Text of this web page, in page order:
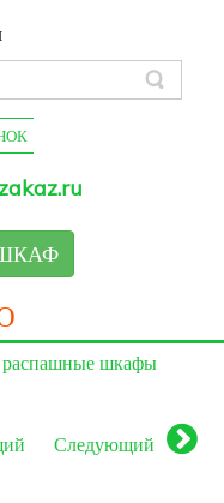
распашные шкафы
Следующий